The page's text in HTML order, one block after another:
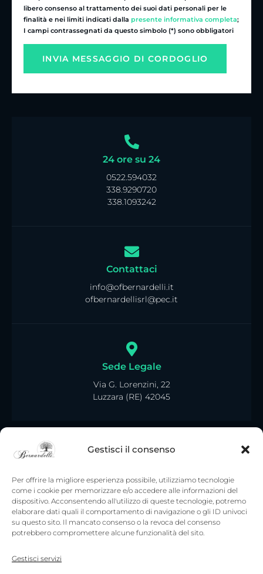
Gestisci il consenso
Per offrire la migliore esperienza possibile, utilizziamo tecnologie
come i cookie per memorizzare e/o accedere alle informazioni del
dispositivo. Acconsentendo all'utilizzo di queste tecnologie, potremo
elaborare dati quali il comportamento di navigazione o gli ID univoci
su questo sito. Il mancato consenso o la revoca del consenso
potrebbero compromettere alcune funzionalità del sito.
Gestisci servizi
libero consenso al trattamento dei suoi dati personali per le
finalità e nei limiti indicati dalla presente informativa completa;
I campi contrassegnati da questo simbolo (*) sono obbligatori
24 ore su 24
0522.594032
338.9290720
338.1093242
Contattaci
info@ofbernardelli.it
ofbernardellisrl@pec.it
Sede Legale
Via G. Lorenzini, 22
Luzzara (RE) 42045